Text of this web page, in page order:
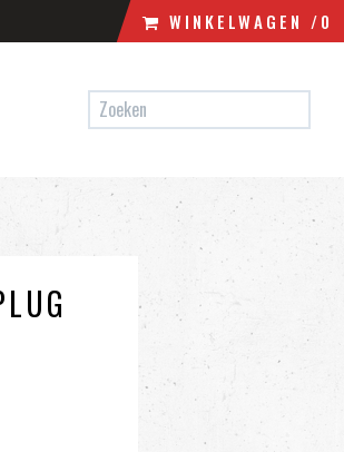
WINKELWAGEN /0
IS LEEG.
VUL HEM MET PRODUCTEN.